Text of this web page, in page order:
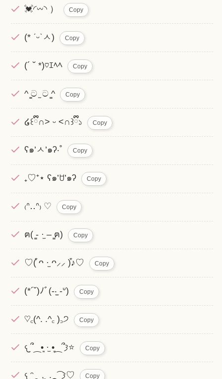
💓◜𖥦◝ ） Copy
(* ˊᵕˋㅅ) Copy
(´ ˘ *)♡ｴﾍﾍ Copy
^ ̳ට ̫ ට ̳^ Copy
໒꒰ྀི∩˃ ᵕ ˂∩꒱ྀི১ Copy
ʕ๑’ㅅ’๑ʔ‧˚ Copy
₊♡⁺⋆ ʕ๑’ꇴ’๑ʔ Copy
₍ᐢ‥ᐢ₎ ♡ Copy
ฅ( ̳- ·̫ – ̳ฅ) Copy
♡(͒ ᴖ ·̫ ᴖ⸝⸝ )͒♪♡ Copy
(*´˘)ﾉﾞ(-‧̫ -ᐡ) Copy
♡꜀(^. .^꜀ )꜆੭ Copy
𐔌՞⁔•͈ ·̫ •͈⁔՞𐦯⭐ Copy
𐔌ᵔ⁔ ܸ. ̫ .⁔ ͡ 𐦯♡ Copy